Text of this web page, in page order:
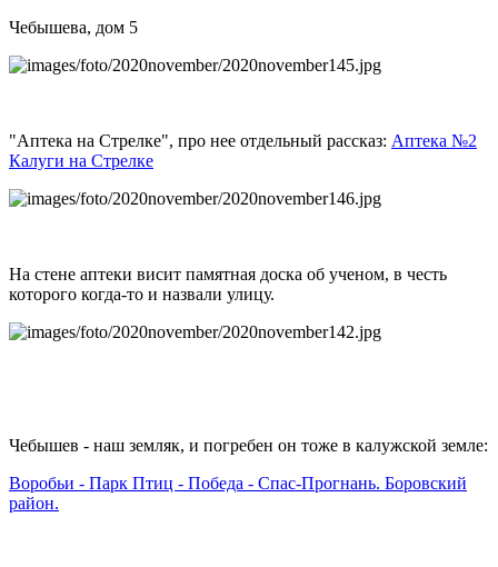
Чебышева, дом 5
"Аптека на Стрелке", про нее отдельный рассказ: Аптека №2
Калуги на Стрелке
На стене аптеки висит памятная доска об ученом, в честь
которого когда-то и назвали улицу.
Чебышев - наш земляк, и погребен он тоже в калужской земле:
Воробьи - Парк Птиц - Победа - Спас-Прогнань. Боровский
район.